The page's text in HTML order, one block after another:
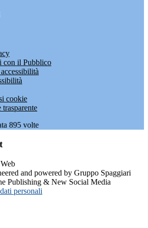
con il Pubblico
cookie
895 volte
and powered by Gruppo Spaggiari
Publishing & New Social Media
personali